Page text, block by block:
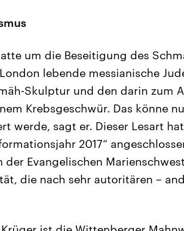
um die Beseitigung des
lebende messianische
Skulptur und den darin zum
Krebsgeschwür. Das könne
werde, sagt er. Dieser Lesart
2017“
Evangelischen
die nach sehr autoritären –